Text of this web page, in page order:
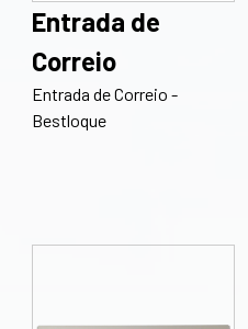
Entrada de
Correio
Entrada de Correio -
Bestloque